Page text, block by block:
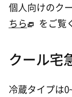
個人向けのク
ちら
をご覧
クール宅
冷蔵タイプは